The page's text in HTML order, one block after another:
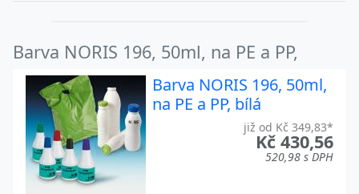
Barva NORIS 196, 50ml, na PE a PP,
Barva NORIS 196, 50ml,
na PE a PP, bílá
již od Kč 349,83*
Kč 430,56
520,98 s DPH